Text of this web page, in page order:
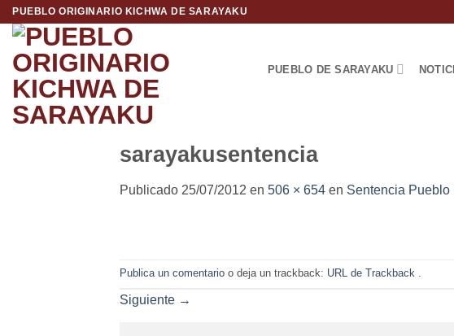
Saltar
contenido
PUEBLO ORIGINARIO KICHWA DE SARAYAKU
PUEBLO DE SARAYAKU
sarayakusentencia
Publicado 25/07/2012 en 506 × 654 en Sentencia Pueblo
Publica un comentario o deja un trackback: URL de Trackback .
Siguiente →